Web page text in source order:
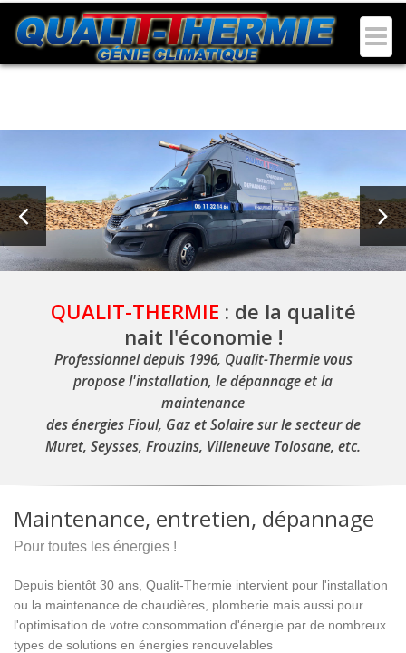
Plombier chauffagiste dépannage et maintenance chauffage sur Seysses, Muret, Frouzins,
Cugnaux et Villeneuve Tolosane.
QUALIT-THERMIE : de la qualité
nait l'économie !
Professionnel depuis 1996, Qualit-Thermie vous
propose l'installation, le dépannage et la
maintenance
des énergies Fioul, Gaz et Solaire sur le secteur de
Muret, Seysses, Frouzins, Villeneuve Tolosane, etc.
Maintenance, entretien, dépannage
Pour toutes les énergies !
Depuis bientôt 30 ans, Qualit-Thermie intervient pour l'installation
ou la maintenance de chaudières, plomberie mais aussi pour
l'optimisation de votre consommation d'énergie par de nombreux
types de solutions en énergies renouvelables